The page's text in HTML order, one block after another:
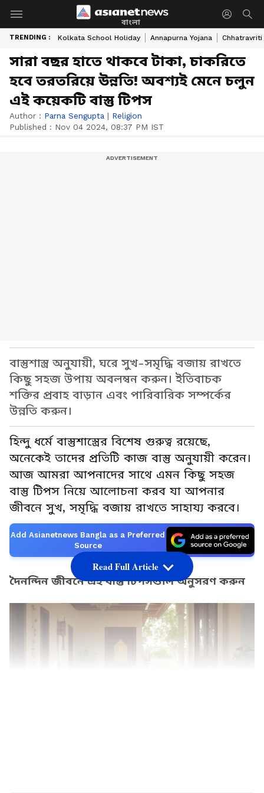
বাংলা
TRENDING : Kolkata School Holiday Annapurna Yojana Chhatravriti
সারা বছর হাতে থাকবে টাকা, চাকরিতে
হবে তরতরিয়ে উন্নতি! অবশ্যই মেনে চলুন
এই কয়েকটি বাস্তু টিপস
Author : Parna Sengupta | Religion
Published : Nov 04 2024, 08:37 PM IST
বাস্তুশাস্ত্র অনুযায়ী, ঘরে সুখ-সমৃদ্ধি বজায় রাখতে
কিছু সহজ উপায় অবলম্বন করুন। ইতিবাচক
শক্তির প্রবাহ বাড়ান এবং পারিবারিক সম্পর্কের
উন্নতি করুন।
হিন্দু ধর্মে বাস্তুশাস্ত্রের বিশেষ গুরুত্ব রয়েছে,
অনেকেই তাদের প্রতিটি কাজ বাস্তু অনুযায়ী করেন।
আজ আমরা আপনাদের সাথে এমন কিছু সহজ
বাস্তু টিপস নিয়ে আলোচনা করব যা আপনার
জীবনে সুখ, সমৃদ্ধি বজায় রাখতে সাহায্য করবে।
Add Asianetnews Bangla as a Preferred
Source
দৈনন্দিন জীবনে এই বাস্তু টিপসগুলি অনুসরণ করুন
Read Full Article